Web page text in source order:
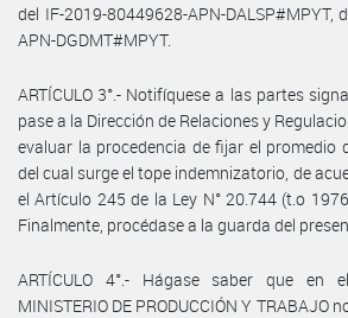
del IF-2019-80449628-APN-DALSP#MPYT,
APN-DGDMT#MPYT.
ARTÍCULO 3°.- Notifíquese a las partes
pase a la Dirección de Relaciones y
evaluar la procedencia de fijar el promedio
del cual surge el tope indemnizatorio, de
el Artículo 245 de la Ley N° 20.744 (t.o
Finalmente, procédase a la guarda del
ARTÍCULO 4°.- Hágase saber que en
MINISTERIO DE PRODUCCIÓN Y TRABAJO